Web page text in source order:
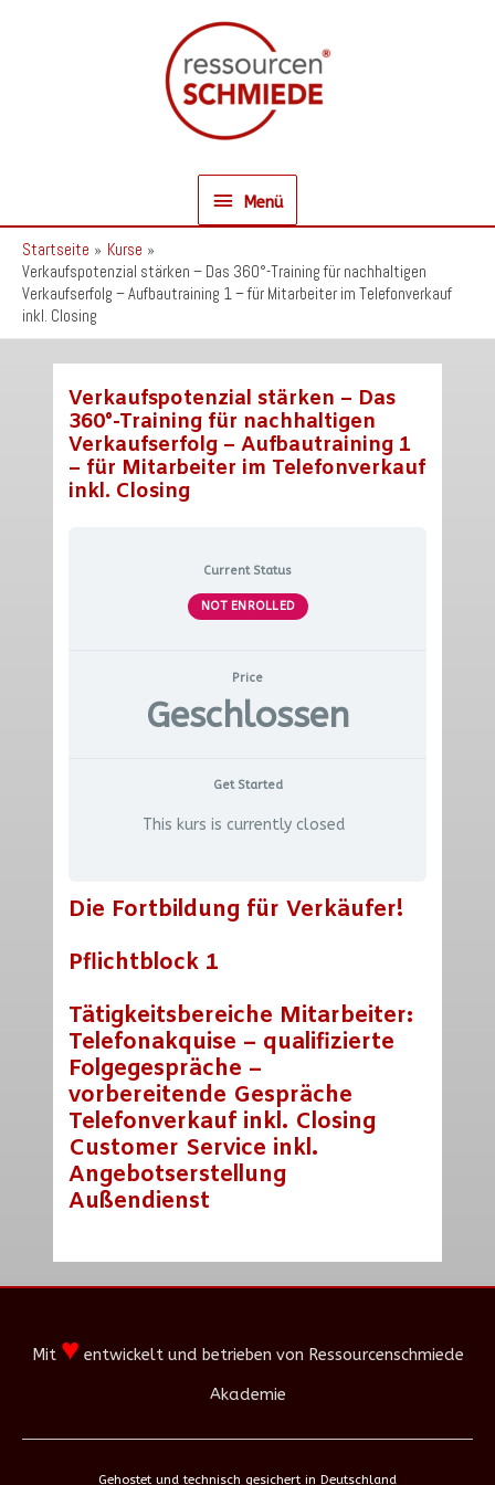
Menü
Menü
Startseite
Kurse
Verkaufspotenzial stärken – Das 360°-Training für nachhaltigen
Verkaufserfolg – Aufbautraining 1 – für Mitarbeiter im Telefonverkauf
inkl. Closing
Verkaufspotenzial stärken – Das
360°-Training für nachhaltigen
Verkaufserfolg – Aufbautraining 1
– für Mitarbeiter im Telefonverkauf
inkl. Closing
Current Status
NOT ENROLLED
Price
Geschlossen
Get Started
This kurs is currently closed
Die Fortbildung für Verkäufer!
Pflichtblock 1
Tätigkeitsbereiche Mitarbeiter:
Telefonakquise – qualifizierte
Folgegespräche –
vorbereitende Gespräche
Telefonverkauf inkl. Closing
Customer Service inkl.
Angebotserstellung
Außendienst
Mit ♥ entwickelt und betrieben von Ressourcenschmiede
Akademie
Gehostet und technisch gesichert in Deutschland